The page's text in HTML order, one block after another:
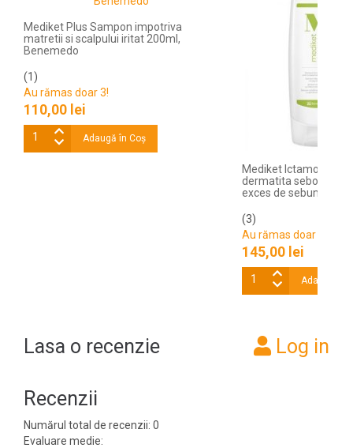
Mediket Plus Sampon impotriva
matretii si scalpului iritat 200ml,
Benemedo
(1)
Au rămas doar 3!
110,00 lei
Adaugă în Coş
Mediket Ictamo
dermatita seboreica
exces de sebum,
(3)
Au rămas doar 4!
145,00 lei
Adaugă în
Lasa o recenzie Log in
Recenzii
Numărul total de recenzii: 0
Evaluare medie: